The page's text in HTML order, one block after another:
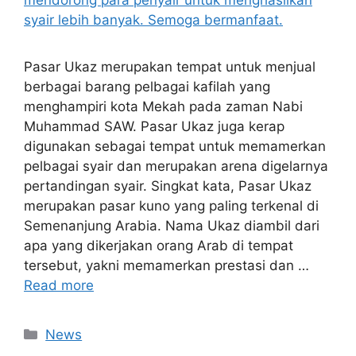
Pasar Ukaz merupakan tempat untuk menjual
berbagai barang pelbagai kafilah yang
menghampiri kota Mekah pada zaman Nabi
Muhammad SAW. Pasar Ukaz juga kerap
digunakan sebagai tempat untuk memamerkan
pelbagai syair dan merupakan arena digelarnya
pertandingan syair. Singkat kata, Pasar Ukaz
merupakan pasar kuno yang paling terkenal di
Semenanjung Arabia. Nama Ukaz diambil dari
apa yang dikerjakan orang Arab di tempat
tersebut, yakni memamerkan prestasi dan …
Read more
News